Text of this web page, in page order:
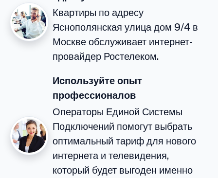
Квартиры по адресу
Яснополянская улица дом 9/4 в
Москве обслуживает интернет-
провайдер Ростелеком.
Используйте опыт
профессионалов
Операторы Единой Системы
Подключений помогут выбрать
оптимальный тариф для нового
интернета и телевидения,
который будет выгоден именно